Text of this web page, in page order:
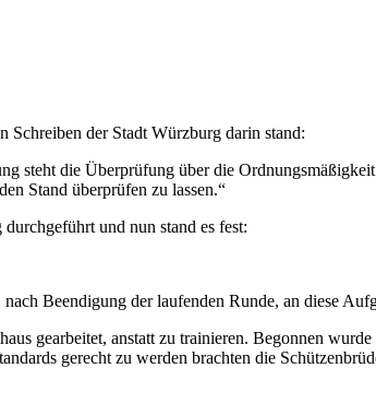
Schreiben der Stadt Würzburg darin stand:
steht die Überprüfung über die
Stand überprüfen zu lassen.“
und nun stand es fest:
Beendigung der laufenden Runde, an diese
gearbeitet, anstatt zu trainieren. Begonnen
gerecht zu werden brachten die